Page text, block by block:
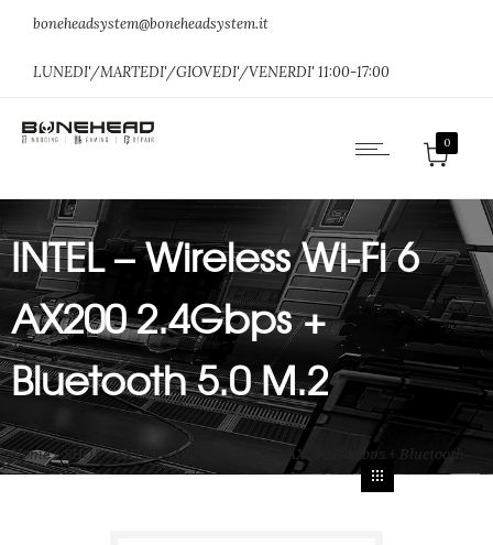
boneheadsystem@boneheadsystem.it
LUNEDI'/MARTEDI'/GIOVEDI'/VENERDI' 11:00-17:00
0
INTEL – Wireless Wi-Fi 6
AX200 2.4Gbps +
Bluetooth 5.0 M.2
Home»SHOP»INTEL – Wireless Wi-Fi 6 AX200 2.4Gbps + Bluetooth